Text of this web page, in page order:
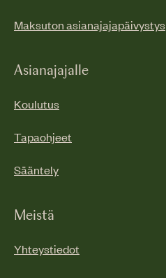
Maksuton asianajajapäivystys
Asianajajalle
Koulutus
Tapaohjeet
Sääntely
Meistä
Yhteystiedot